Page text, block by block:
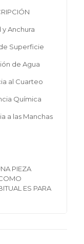
Superficie
de Agua
al Cuarteo
Química
las Manchas
PIEZA
ES PARA